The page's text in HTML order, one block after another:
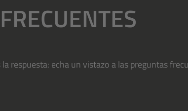
respuesta: echa un vistazo a las preguntas